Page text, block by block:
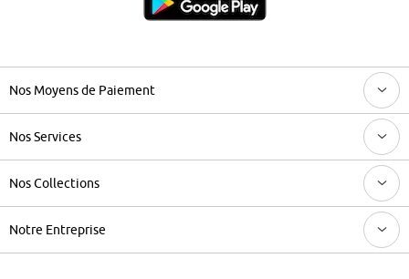
Nos Moyens de Paiement
Nos Services
Nos Collections
Notre Entreprise